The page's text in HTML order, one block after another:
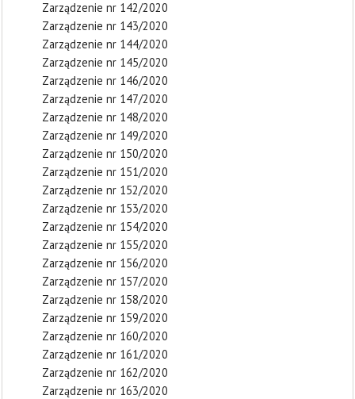
Zarządzenie nr 142/2020
Zarządzenie nr 143/2020
Zarządzenie nr 144/2020
Zarządzenie nr 145/2020
Zarządzenie nr 146/2020
Zarządzenie nr 147/2020
Zarządzenie nr 148/2020
Zarządzenie nr 149/2020
Zarządzenie nr 150/2020
Zarządzenie nr 151/2020
Zarządzenie nr 152/2020
Zarządzenie nr 153/2020
Zarządzenie nr 154/2020
Zarządzenie nr 155/2020
Zarządzenie nr 156/2020
Zarządzenie nr 157/2020
Zarządzenie nr 158/2020
Zarządzenie nr 159/2020
Zarządzenie nr 160/2020
Zarządzenie nr 161/2020
Zarządzenie nr 162/2020
Zarządzenie nr 163/2020